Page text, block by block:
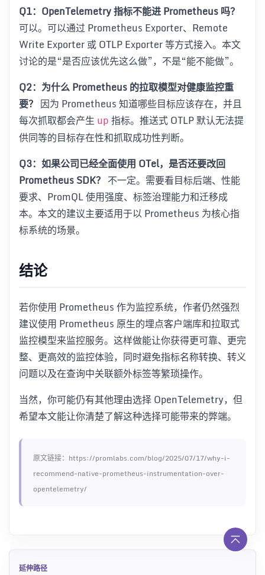
Q1：OpenTelemetry 指标不能进 Prometheus 吗？
可以。可以通过 Prometheus Exporter、Remote
Write Exporter 或 OTLP Exporter 等方式接入。本文
讨论的是“是否应该优先这么做”，不是“能不能做”。
Q2：为什么 Prometheus 的拉取模型对健康监控重
要？ 因为 Prometheus 知道哪些目标应该存在，并且
每次抓取都会产生 up 指标。推送式 OTLP 默认无法提
供同等的目标存在性和抓取成功性判断。
Q3：如果公司已经全面使用 OTel，是否还要改回
Prometheus SDK？ 不一定。需要看目标后端、性能
要求、PromQL 使用强度、标签治理能力和迁移成
本。本文的建议主要适用于以 Prometheus 为核心指
标系统的场景。
结论
若你使用 Prometheus 作为监控系统，作者仍然强烈
建议使用 Prometheus 原生的埋点客户端库和拉取式
监控模型来监控服务。这样做能让你获得更可靠、更完
整、更高效的监控体验，同时避免指标名称转换、转义
问题以及在查询中关联额外标签等繁琐操作。
当然，你可能仍有其他理由选择 OpenTelemetry，但
希望本文能让你清楚了解这种选择可能带来的弊端。
原文链接：https://promlabs.com/blog/2025/07/17/why-i-
recommend-native-prometheus-instrumentation-over-
opentelemetry/
延伸路径